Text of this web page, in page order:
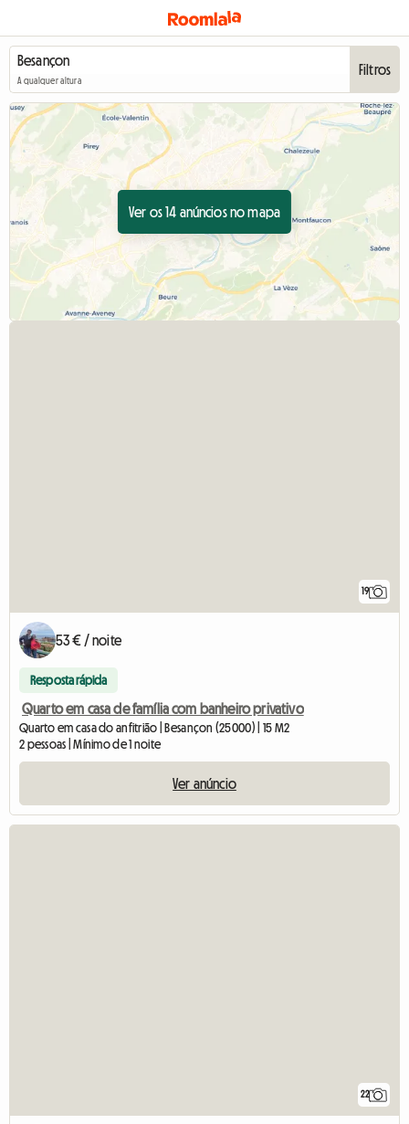
A qualquer altura
Filtros
Ver os 14 anúncios no mapa
19
53 € / noite
Resposta rápida
Quarto em casa de família com banheiro privativo
Quarto em casa do anfitrião | Besançon (25000) | 15 M2
2 pessoas | Mínimo de 1 noite
Ver anúncio
22